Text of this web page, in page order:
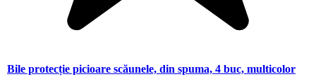
Bile protecție picioare scăunele, din spuma, 4 buc, multicolor